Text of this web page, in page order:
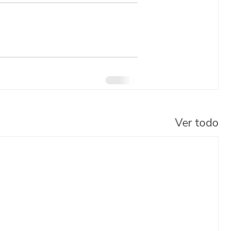
Ver todo